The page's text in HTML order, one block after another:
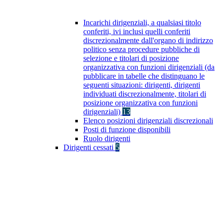
Incarichi dirigenziali, a qualsiasi titolo
conferiti, ivi inclusi quelli conferiti
discrezionalmente dall'organo di indirizzo
politico senza procedure pubbliche di
selezione e titolari di posizione
organizzativa con funzioni dirigenziali (da
pubblicare in tabelle che distinguano le
seguenti situazioni: dirigenti, dirigenti
individuati discrezionalmente, titolari di
posizione organizzativa con funzioni
dirigenziali) 13
Elenco posizioni dirigenziali discrezionali
Posti di funzione disponibili
Ruolo dirigenti
Dirigenti cessati 5